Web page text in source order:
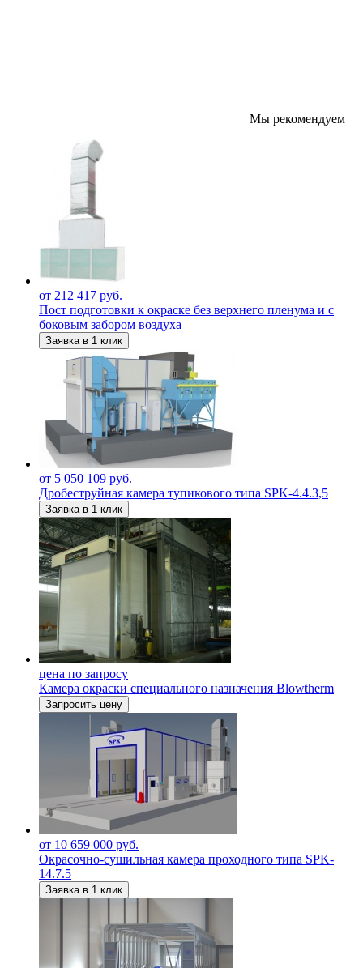
Мы рекомендуем
от 212 417 руб.
Пост подготовки к окраске без верхнего пленума и с
боковым забором воздуха
Заявка в 1 клик
от 5 050 109 руб.
Дробеструйная камера тупикового типа SPK-4.4.3,5
Заявка в 1 клик
цена по запросу
Камера окраски специального назначения Blowtherm
Запросить цену
от 10 659 000 руб.
Окрасочно-сушильная камера проходного типа SPK-
14.7.5
Заявка в 1 клик